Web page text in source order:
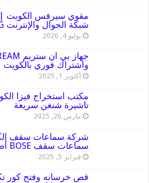
مقوي سيرفس الكويت
شبكة الجوال والإنترنت 4G و5G
يوليو 4, 2026
واشتراك فوري بالكويت
أكتوبر 1, 2025
تاشيرة شنغن سريعة
مارس 26, 2025
سماعات سقف BOSE أصلية
فبراير 5, 2025